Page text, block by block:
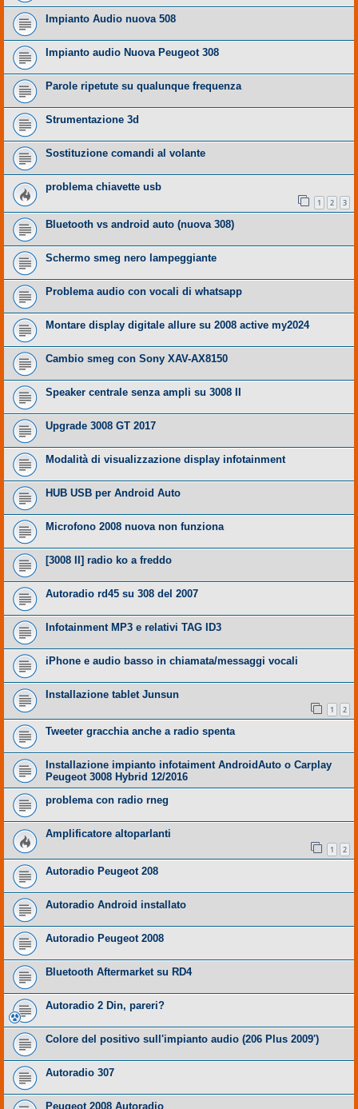
Impianto Audio nuova 508
Impianto audio Nuova Peugeot 308
Parole ripetute su qualunque frequenza
Strumentazione 3d
Sostituzione comandi al volante
problema chiavette usb
1 2 3
Bluetooth vs android auto (nuova 308)
Schermo smeg nero lampeggiante
Problema audio con vocali di whatsapp
Montare display digitale allure su 2008 active my2024
Cambio smeg con Sony XAV-AX8150
Speaker centrale senza ampli su 3008 II
Upgrade 3008 GT 2017
Modalità di visualizzazione display infotainment
HUB USB per Android Auto
Microfono 2008 nuova non funziona
[3008 II] radio ko a freddo
Autoradio rd45 su 308 del 2007
Infotainment MP3 e relativi TAG ID3
iPhone e audio basso in chiamata/messaggi vocali
Installazione tablet Junsun
1 2
Tweeter gracchia anche a radio spenta
Installazione impianto infotaiment AndroidAuto o Carplay
Peugeot 3008 Hybrid 12/2016
problema con radio rneg
Amplificatore altoparlanti
1 2
Autoradio Peugeot 208
Autoradio Android installato
Autoradio Peugeot 2008
Bluetooth Aftermarket su RD4
Autoradio 2 Din, pareri?
Colore del positivo sull'impianto audio (206 Plus 2009')
Autoradio 307
Peugeot 2008 Autoradio